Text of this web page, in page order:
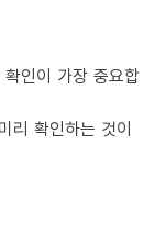
인이 가장 중요합
리 확인하는 것이